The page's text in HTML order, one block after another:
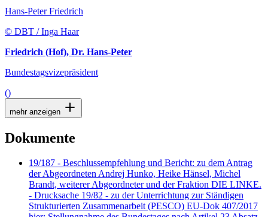
Hans-Peter Friedrich
© DBT / Inga Haar
Friedrich (Hof), Dr. Hans-Peter
Bundestagsvizepräsident
()
mehr anzeigen
Dokumente
19/187 - Beschlussempfehlung und Bericht: zu dem Antrag
der Abgeordneten Andrej Hunko, Heike Hänsel, Michel
Brandt, weiterer Abgeordneter und der Fraktion DIE LINKE.
- Drucksache 19/82 - zu der Unterrichtung zur Ständigen
Strukturierten Zusammenarbeit (PESCO) EU-Dok 407/2017